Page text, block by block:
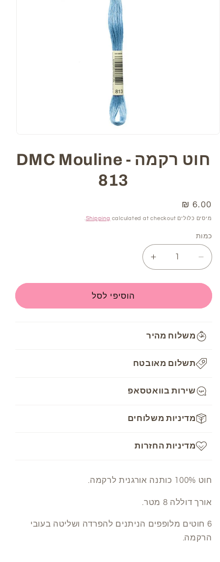
in
modalחוט רקמה DMC Mouline -
813
מחיר
רגיל
6.00 ₪
מיסים כלולים Shippingcalculated at checkout.
כמות
Decrease
quantity
for
רקמה
Mouline
-
Increase
quantity
for
רקמה
-
הוסיפי לסל
משלוח מהיר
תשלום מאובטח
שירות בוואטסאפ
מדיניות משלוחים
מדיניות החזרות
חוט 100% כותנה אורגנית לרקמה.
אורך דוללה 8 מטר.
6 חוטים מלופפים הניתנים להפרדה ושליטה בעובי
הרקמה.